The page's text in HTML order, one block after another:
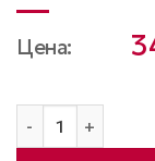
Цена: